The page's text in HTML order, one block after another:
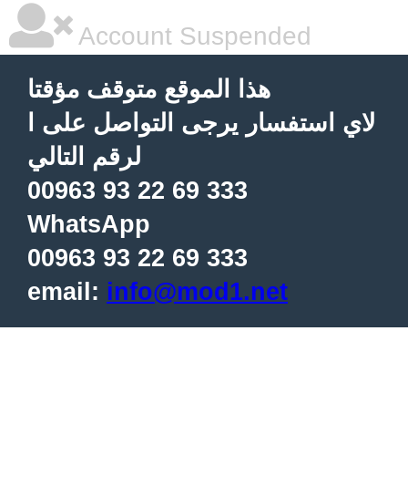
Account Suspended
هذا الموقع متوقف مؤقتا
لاي استفسار يرجى التواصل على ا
لرقم التالي
00963 93 22 69 333
WhatsApp
00963 93 22 69 333
email: info@mod1.net